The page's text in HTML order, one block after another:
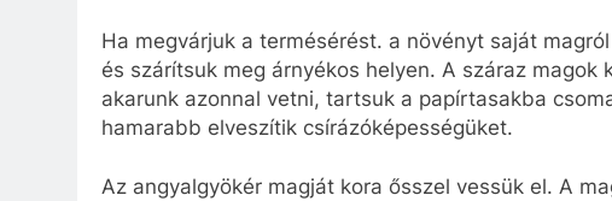
Ha megvárjuk a termésérést. a növényt saját
és szárítsuk meg árnyékos helyen. A száraz magok
akarunk azonnal vetni, tartsuk a papírtasakba
hamarabb elveszítik csírázóképességüket.
Az angyalgyökér magját kora ősszel vessük el. A